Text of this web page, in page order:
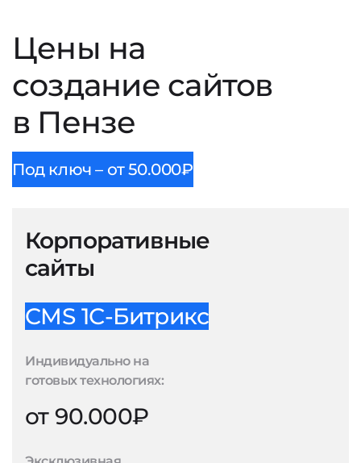
Цены на
создание сайтов
в Пензе
Под ключ – от 50.000₽
Корпоративные
сайты
CMS 1С-Битрикс
Индивидуально на
готовых технологиях:
от 90.000₽